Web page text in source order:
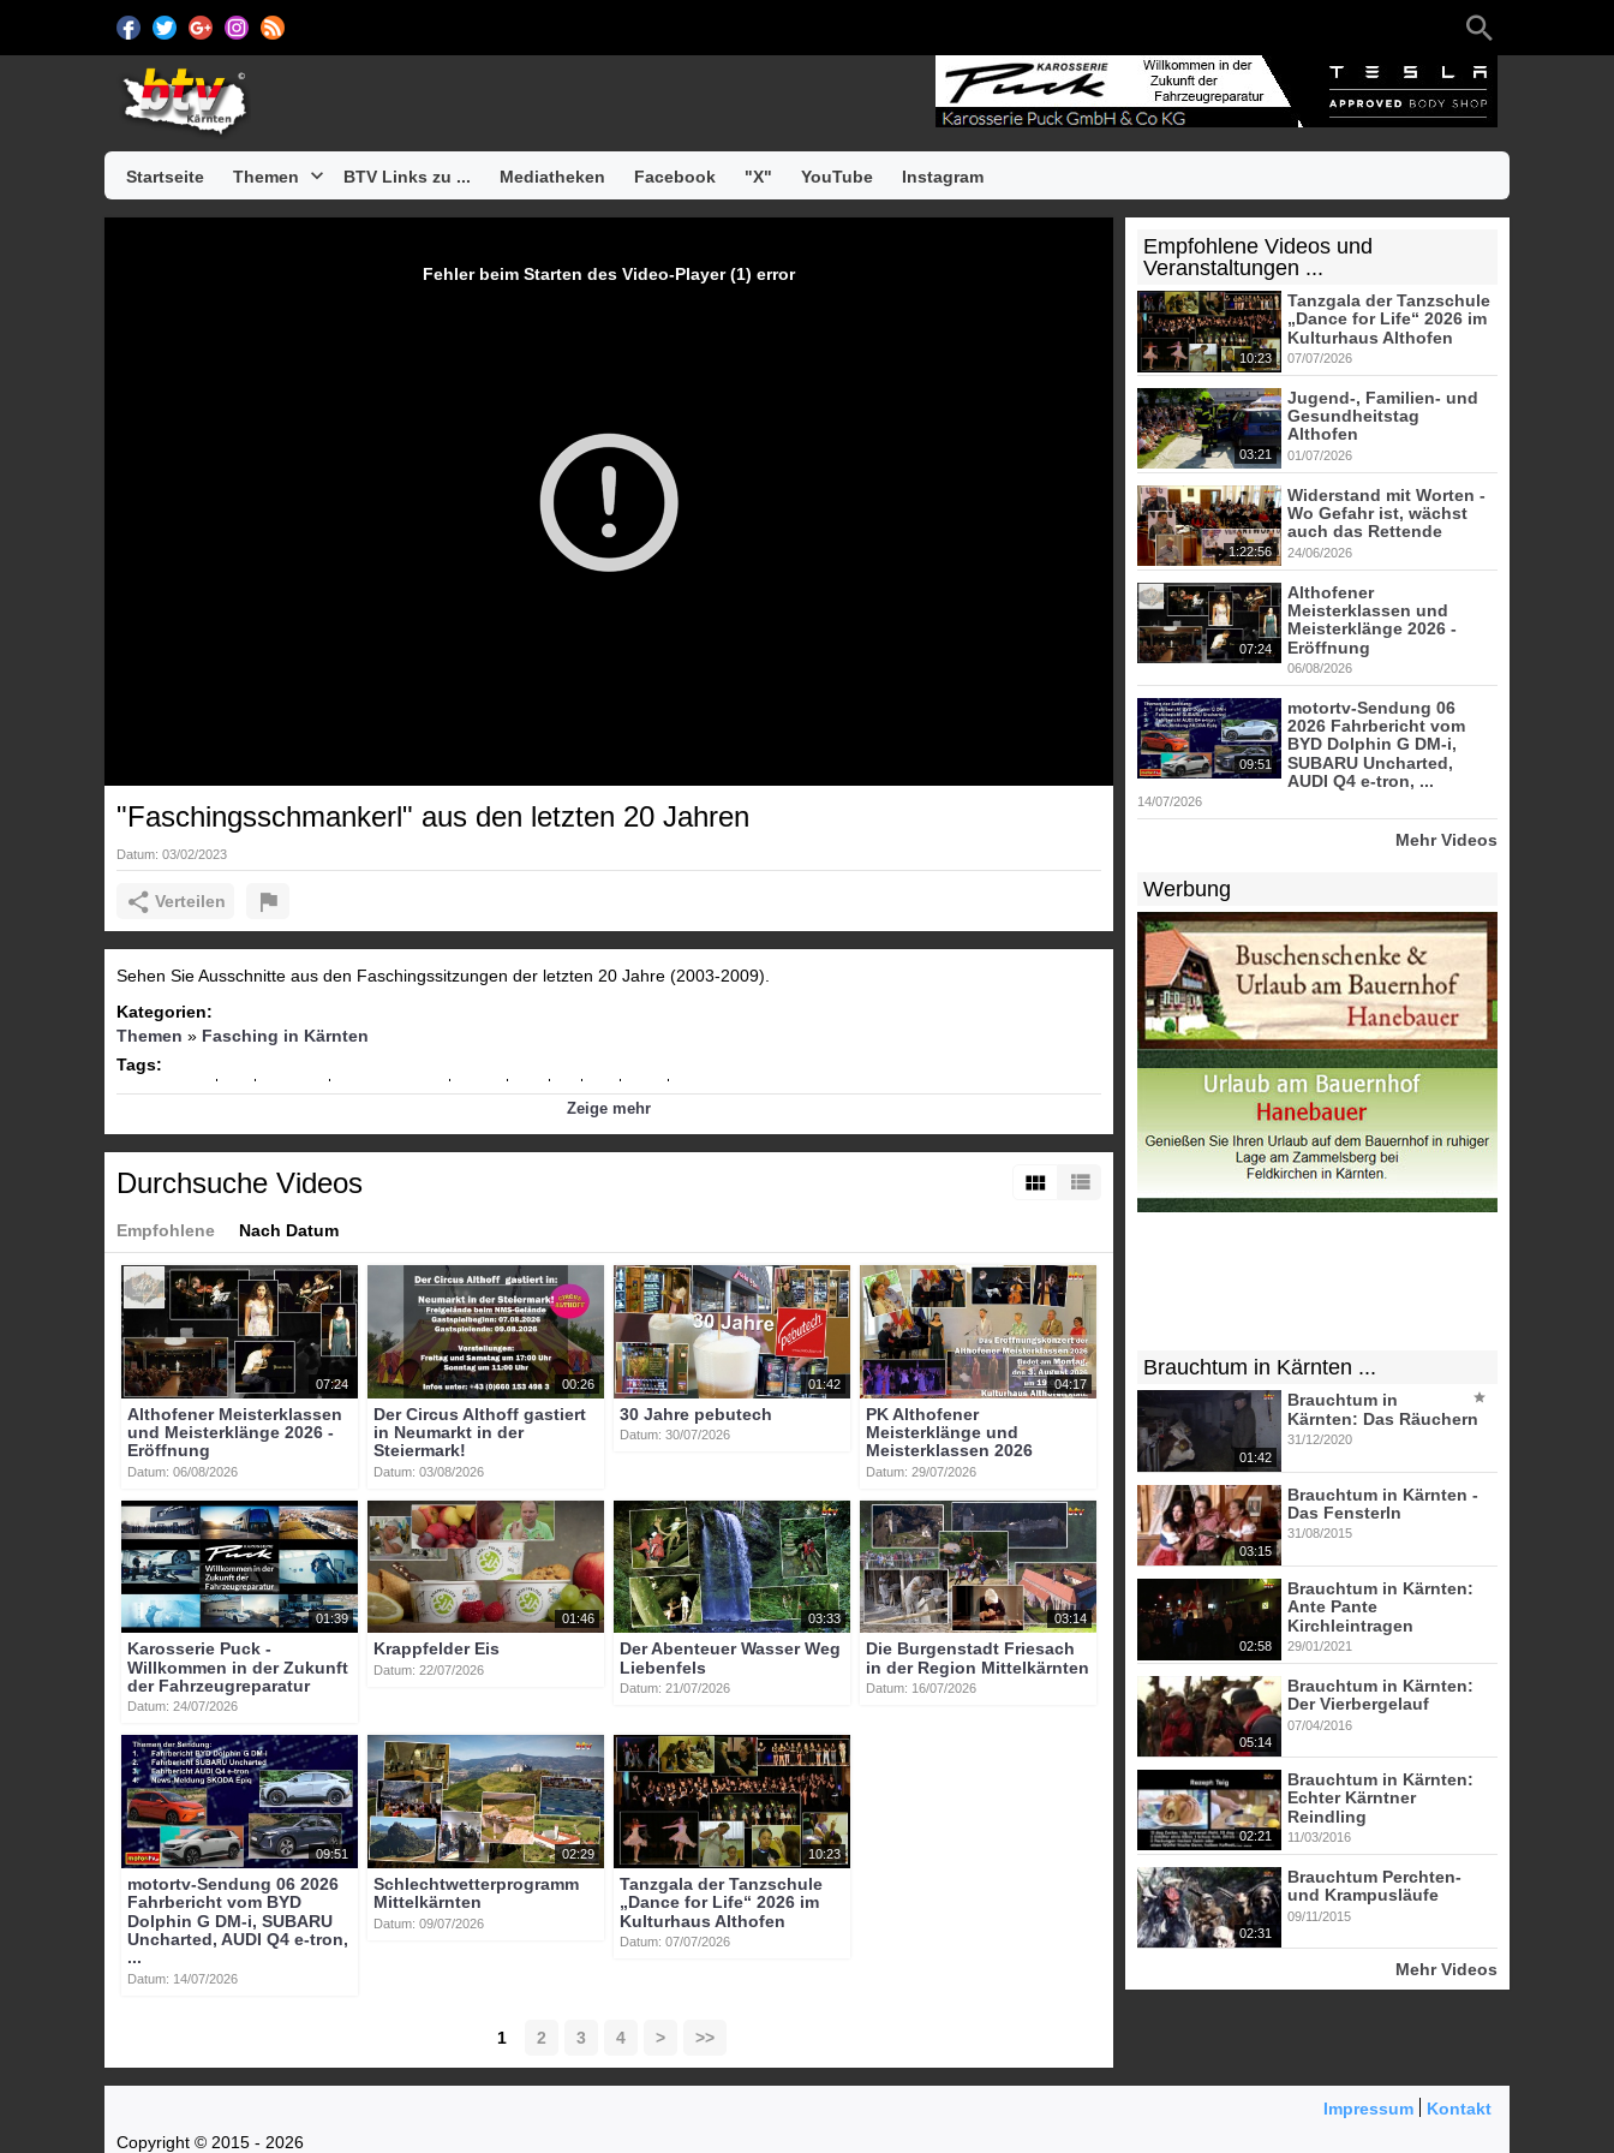
Startseite Themen BTV Links zu ... Mediatheken Facebook "X" YouTube Instagram
Fehler beim Starten des Video-Player (1) error
"Faschingsschmankerl" aus den letzten 20 Jahren
Datum: 03/02/2023
Verteilen
Sehen Sie Ausschnitte aus den Faschingssitzungen der letzten 20 Jahre (2003-2009).
Kategorien:
Themen » Fasching in Kärnten
Tags:
btv-kärnten
btv kärnten mittelkärnten sankt veit an der glan althofen
Zeige mehr
Durchsuche Videos
Empfohlene Nach Datum
07:24
Althofener Meisterklassen
und Meisterklänge 2026 -
Eröffnung
Datum: 06/08/2026
00:26
Der Circus Althoff gastiert
in Neumarkt in der
Steiermark!
Datum: 03/08/2026
01:42
30 Jahre pebutech
Datum: 30/07/2026
04:17
PK Althofener
Meisterklänge und
Meisterklassen 2026
Datum: 29/07/2026
01:39
Karosserie Puck -
Willkommen in der Zukunft
der Fahrzeugreparatur
Datum: 24/07/2026
01:46
Krappfelder Eis
Datum: 22/07/2026
03:33
Der Abenteuer Wasser Weg
Liebenfels
Datum: 21/07/2026
03:14
Die Burgenstadt Friesach
in der Region Mittelkärnten
Datum: 16/07/2026
09:51
motortv-Sendung 06 2026
Fahrbericht vom BYD
Dolphin G DM-i, SUBARU
Uncharted, AUDI Q4 e-tron,
...
Datum: 14/07/2026
02:29
Schlechtwetterprogramm
Mittelkärnten
Datum: 09/07/2026
10:23
Tanzgala der Tanzschule
„Dance for Life“ 2026 im
Kulturhaus Althofen
Datum: 07/07/2026
1 2 3 4 > >>
Empfohlene Videos und
Veranstaltungen ...
10:23
Tanzgala der Tanzschule
„Dance for Life“ 2026 im
Kulturhaus Althofen
07/07/2026
03:21
Jugend-, Familien- und
Gesundheitstag
Althofen
01/07/2026
1:22:56
Widerstand mit Worten -
Wo Gefahr ist, wächst
auch das Rettende
24/06/2026
07:24
Althofener
Meisterklassen und
Meisterklänge 2026 -
Eröffnung
06/08/2026
09:51
motortv-Sendung 06
2026 Fahrbericht vom
BYD Dolphin G DM-i,
SUBARU Uncharted,
AUDI Q4 e-tron, ...
14/07/2026
Mehr Videos
Werbung
Brauchtum in Kärnten ...
01:42
Brauchtum in
Kärnten: Das Räuchern
31/12/2020
03:15
Brauchtum in Kärnten -
Das Fensterln
31/08/2015
02:58
Brauchtum in Kärnten:
Ante Pante
Kirchleintragen
29/01/2021
05:14
Brauchtum in Kärnten:
Der Vierbergelauf
07/04/2016
02:21
Brauchtum in Kärnten:
Echter Kärntner
Reindling
11/03/2016
02:31
Brauchtum Perchten-
und Krampusläufe
09/11/2015
Mehr Videos
Impressum
Kontakt
Copyright © 2015 - 2026